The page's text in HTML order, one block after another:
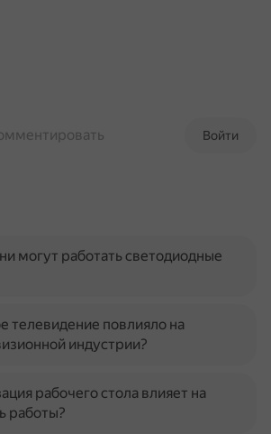
Войти
могут работать светодиодные
телевидение повлияло на
индустрии?
рабочего стола влияет на
работы?